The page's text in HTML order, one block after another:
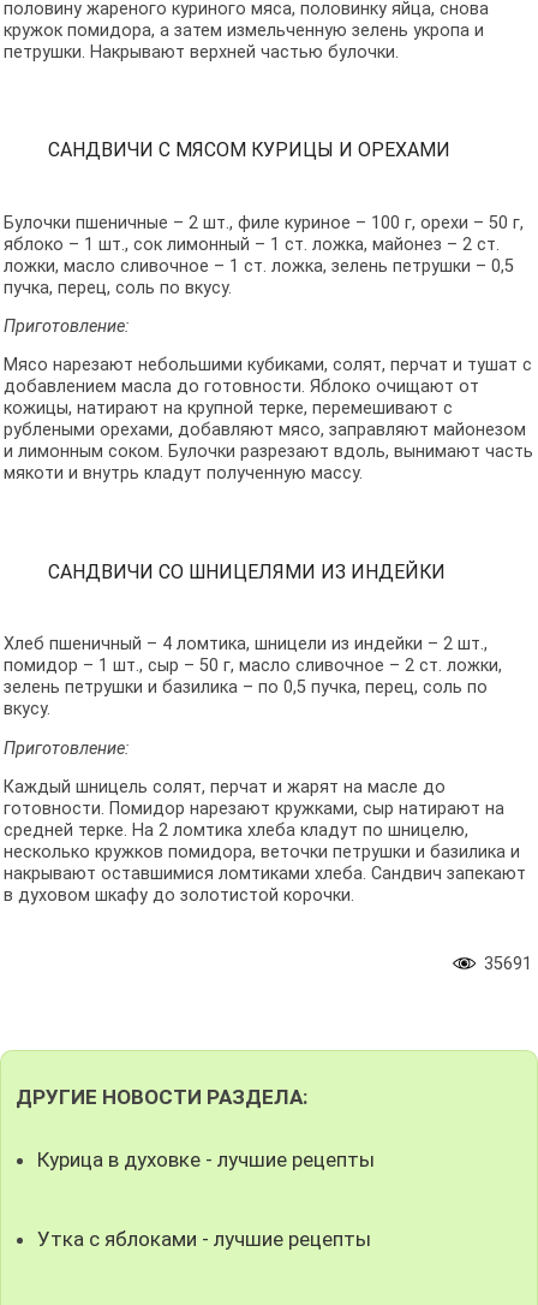
половину жареного куриного мяса, половинку яйца, снова
кружок помидора, а затем измельченную зелень укропа и
петрушки. Накрывают верхней частью булочки.
САНДВИЧИ С МЯСОМ КУРИЦЫ И ОРЕХАМИ
Булочки пшеничные – 2 шт., филе куриное – 100 г, орехи – 50 г,
яблоко – 1 шт., сок лимонный – 1 ст. ложка, майонез – 2 ст.
ложки, масло сливочное – 1 ст. ложка, зелень петрушки – 0,5
пучка, перец, соль по вкусу.
Приготовление:
Мясо нарезают небольшими кубиками, солят, перчат и тушат с
добавлением масла до готовности. Яблоко очищают от
кожицы, натирают на крупной терке, перемешивают с
рублеными орехами, добавляют мясо, заправляют майонезом
и лимонным соком. Булочки разрезают вдоль, вынимают часть
мякоти и внутрь кладут полученную массу.
САНДВИЧИ СО ШНИЦЕЛЯМИ ИЗ ИНДЕЙКИ
Хлеб пшеничный – 4 ломтика, шницели из индейки – 2 шт.,
помидор – 1 шт., сыр – 50 г, масло сливочное – 2 ст. ложки,
зелень петрушки и базилика – по 0,5 пучка, перец, соль по
вкусу.
Приготовление:
Каждый шницель солят, перчат и жарят на масле до
готовности. Помидор нарезают кружками, сыр натирают на
средней терке. На 2 ломтика хлеба кладут по шницелю,
несколько кружков помидора, веточки петрушки и базилика и
накрывают оставшимися ломтиками хлеба. Сандвич запекают
в духовом шкафу до золотистой корочки.
35691
ДРУГИЕ НОВОСТИ РАЗДЕЛА:
Курица в духовке - лучшие рецепты
Утка с яблоками - лучшие рецепты